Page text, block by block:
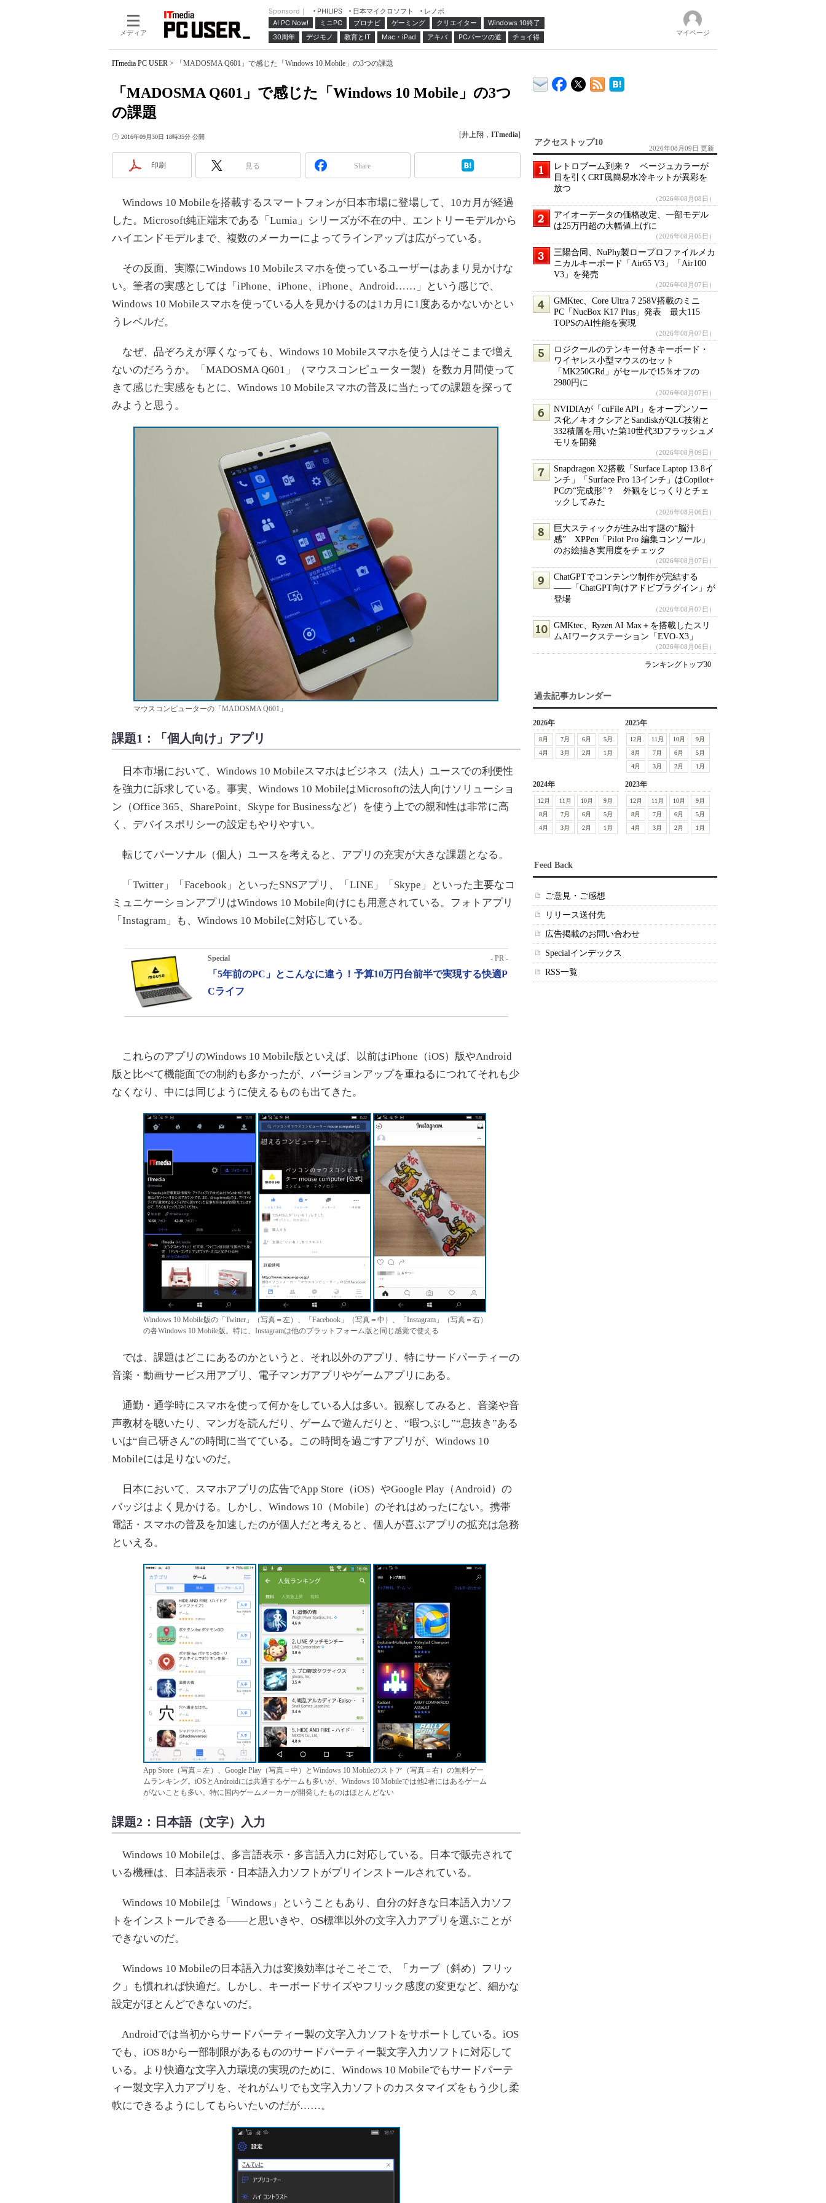
メディア
Sponsord｜ PHILIPS 日本マイクロソフト
レノボ
AI PC Now!
ミニPC プロナビ ゲーミング クリエイター
Windows 10終了
30周年
デジモノ 教育とIT Mac・iPad アキバ PCパーツの道 チョイ得 マイページ
ITmedia PC USER > 「MADOSMA Q601」で感じた「Windows 10 Mobile」の3つの課題
「MADOSMA Q601」で感じた「Windows 10 Mobile」の3つ
の課題
2016年09月30日 18時35分 公開 [井上翔 ， ITmedia]
印刷 見る Share
Windows 10 Mobileを搭載するスマートフォンが日本市場に登場して、10カ月が経過
した。Microsoft純正端末である「Lumia」シリーズが不在の中、エントリーモデルから
ハイエンドモデルまで、複数のメーカーによってラインアップは広がっている。
その反面、実際にWindows 10 Mobileスマホを使っているユーザーはあまり見かけな
い。筆者の実感としては「iPhone、iPhone、iPhone、Android……」という感じで、
Windows 10 Mobileスマホを使っている人を見かけるのは1カ月に1度あるかないかとい
うレベルだ。
なぜ、品ぞろえが厚くなっても、Windows 10 Mobileスマホを使う人はそこまで増え
ないのだろうか。「MADOSMA Q601」（マウスコンピューター製）を数カ月間使って
きて感じた実感をもとに、Windows 10 Mobileスマホの普及に当たっての課題を探って
みようと思う。
マウスコンピューターの「MADOSMA Q601」
課題1：「個人向け」アプリ
日本市場において、Windows 10 Mobileスマホはビジネス（法人）ユースでの利便性
を強力に訴求している。事実、Windows 10 MobileはMicrosoftの法人向けソリューショ
ン（Office 365、SharePoint、Skype for Businessなど）を使う上での親和性は非常に高
く、デバイスポリシーの設定もやりやすい。
転じてパーソナル（個人）ユースを考えると、アプリの充実が大きな課題となる。
「Twitter」「Facebook」といったSNSアプリ、「LINE」「Skype」といった主要なコ
ミュニケーションアプリはWindows 10 Mobile向けにも用意されている。フォトアプリ
「Instagram」も、Windows 10 Mobileに対応している。
Special - PR -
「5年前のPC」とこんなに違う！予算10万円台前半で実現する快適P
Cライフ
これらのアプリのWindows 10 Mobile版といえば、以前はiPhone（iOS）版やAndroid
版と比べて機能面での制約も多かったが、バージョンアップを重ねるにつれてそれも少
なくなり、中には同じように使えるものも出てきた。
Windows 10 Mobile版の「Twitter」（写真＝左）、「Facebook」（写真＝中）、「Instagram」（写真＝右）
の各Windows 10 Mobile版。特に、Instagramは他のプラットフォーム版と同じ感覚で使える
では、課題はどこにあるのかというと、それ以外のアプリ、特にサードパーティーの
音楽・動画サービス用アプリ、電子マンガアプリやゲームアプリにある。
通勤・通学時にスマホを使って何かをしている人は多い。観察してみると、音楽や音
声教材を聴いたり、マンガを読んだり、ゲームで遊んだりと、“暇つぶし”“息抜き”ある
いは“自己研さん”の時間に当てている。この時間を過ごすアプリが、Windows 10
Mobileには足りないのだ。
日本において、スマホアプリの広告でApp Store（iOS）やGoogle Play（Android）の
バッジはよく見かける。しかし、Windows 10（Mobile）のそれはめったにない。携帯
電話・スマホの普及を加速したのが個人だと考えると、個人が喜ぶアプリの拡充は急務
といえる。
App Store（写真＝左）、Google Play（写真＝中）とWindows 10 Mobileのストア（写真＝右）の無料ゲー
ムランキング。iOSとAndroidには共通するゲームも多いが、Windows 10 Mobileでは他2者にはあるゲーム
がないことも多い。特に国内ゲームメーカーが開発したものはほとんどない
課題2：日本語（文字）入力
Windows 10 Mobileは、多言語表示・多言語入力に対応している。日本で販売されて
いる機種は、日本語表示・日本語入力ソフトがプリインストールされている。
Windows 10 Mobileは「Windows」ということもあり、自分の好きな日本語入力ソフ
トをインストールできる――と思いきや、OS標準以外の文字入力アプリを選ぶことが
できないのだ。
Windows 10 Mobileの日本語入力は変換効率はそこそこで、「カーブ（斜め）フリッ
ク」も慣れれば快適だ。しかし、キーボードサイズやフリック感度の変更など、細かな
設定がほとんどできないのだ。
Androidでは当初からサードパーティー製の文字入力ソフトをサポートしている。iOS
でも、iOS 8から一部制限があるもののサードパーティー製文字入力ソフトに対応して
いる。より快適な文字入力環境の実現のために、Windows 10 Mobileでもサードパーテ
ィー製文字入力アプリを、それがムリでも文字入力ソフトのカスタマイズをもう少し柔
軟にできるようにしてもらいたいのだが……。
アクセストップ10
2026年08月09日 更新
レトロブーム到来？ ベージュカラーが
目を引くCRT風簡易水冷キットが異彩を
放つ
（2026年08月08日）
アイオーデータの価格改定、一部モデル
は25万円超の大幅値上げに
（2026年08月05日）
三陽合同、NuPhy製ロープロファイルメカ
ニカルキーボード「Air65 V3」「Air100
V3」を発売
（2026年08月07日）
GMKtec、Core Ultra 7 258V搭載のミニ
PC「NucBox K17 Plus」発表 最大115
TOPSのAI性能を実現
（2026年08月07日）
ロジクールのテンキー付きキーボード・
ワイヤレス小型マウスのセット
「MK250GRd」がセールで15％オフの
2980円に
（2026年08月07日）
NVIDIAが「cuFile API」をオープンソー
ス化／キオクシアとSandiskがQLC技術と
332積層を用いた第10世代3Dフラッシュメ
モリを開発
（2026年08月09日）
Snapdragon X2搭載「Surface Laptop 13.8イ
ンチ」「Surface Pro 13インチ」はCopilot+
PCの“完成形”？ 外観をじっくりとチェ
ックしてみた
（2026年08月06日）
巨大スティックが生み出す謎の“脳汁
感” XPPen「Pilot Pro 編集コンソール」
のお絵描き実用度をチェック
（2026年08月07日）
ChatGPTでコンテンツ制作が完結する
――「ChatGPT向けアドビプラグイン」が
登場
（2026年08月07日）
GMKtec、Ryzen AI Max＋を搭載したスリ
ムAIワークステーション「EVO-X3」
（2026年08月06日）
ランキングトップ30
過去記事カレンダー
2026年
8月 7月 6月
5月
4月
3月 2月 1月
2025年
12月 11月 10月
9月
8月
7月 6月
5月
4月
3月 2月 1月
2024年
12月 11月 10月
9月
8月
7月 6月
5月
4月
3月 2月 1月
2023年
12月 11月 10月
9月
8月
7月 6月
5月
4月
3月 2月 1月
Feed Back
ご意見・ご感想
リリース送付先
広告掲載のお問い合わせ
Specialインデックス
RSS一覧